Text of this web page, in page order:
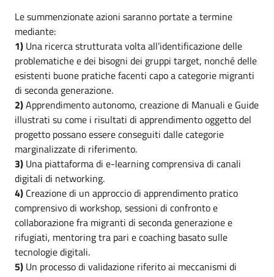
Le summenzionate azioni saranno portate a termine
mediante:
1) Una ricerca strutturata volta all’identificazione delle
problematiche e dei bisogni dei gruppi target, nonché delle
esistenti buone pratiche facenti capo a categorie migranti
di seconda generazione.
2)Apprendimento autonomo, creazione di Manuali e Guide
illustrati su come i risultati di apprendimento oggetto del
progetto possano essere conseguiti dalle categorie
marginalizzate di riferimento.
3) Una piattaforma di e-learning comprensiva di canali
digitali di networking.
4) Creazione di un approccio di apprendimento pratico
comprensivo di workshop, sessioni di confronto e
collaborazione fra migranti di seconda generazione e
rifugiati, mentoring tra pari e coaching basato sulle
tecnologie digitali.
5) Un processo di validazione riferito ai meccanismi di